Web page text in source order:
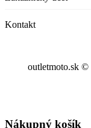
Kontakt
outletmoto.sk ©
Nákupný košík